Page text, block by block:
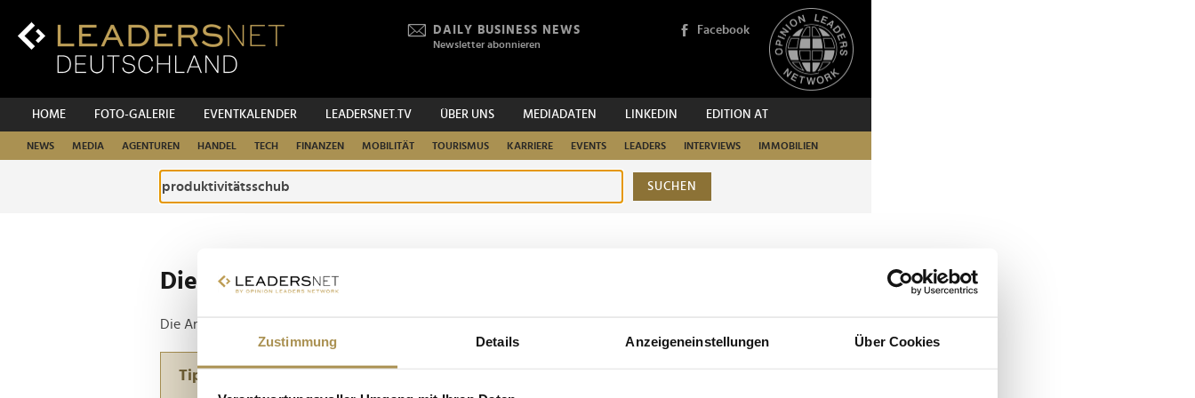
Zustimmung Details Anzeigeneinstellungen Über Cookies
Inhalt
DAILY BUSINESS NEWS
Newsletter abonnieren
Facebook
HOME FOTO-GALERIE EVENTKALENDER LEADERSNET.TV ÜBER UNS MEDIADATEN LINKEDIN EDITION AT
NEWS MEDIA AGENTUREN HANDEL TECH FINANZEN MOBILITÄT TOURISMUS KARRIERE EVENTS LEADERS INTERVIEWS IMMOBILIEN
SUCHEN
Die ganze Website durchsuchen
Die Anfrage ergab 1 Treffer.
Tipp